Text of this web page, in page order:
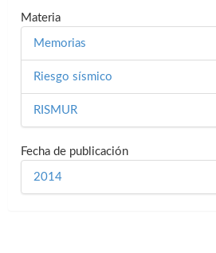
Materia
Memorias
Riesgo sísmico
RISMUR
Fecha de publicación
2014